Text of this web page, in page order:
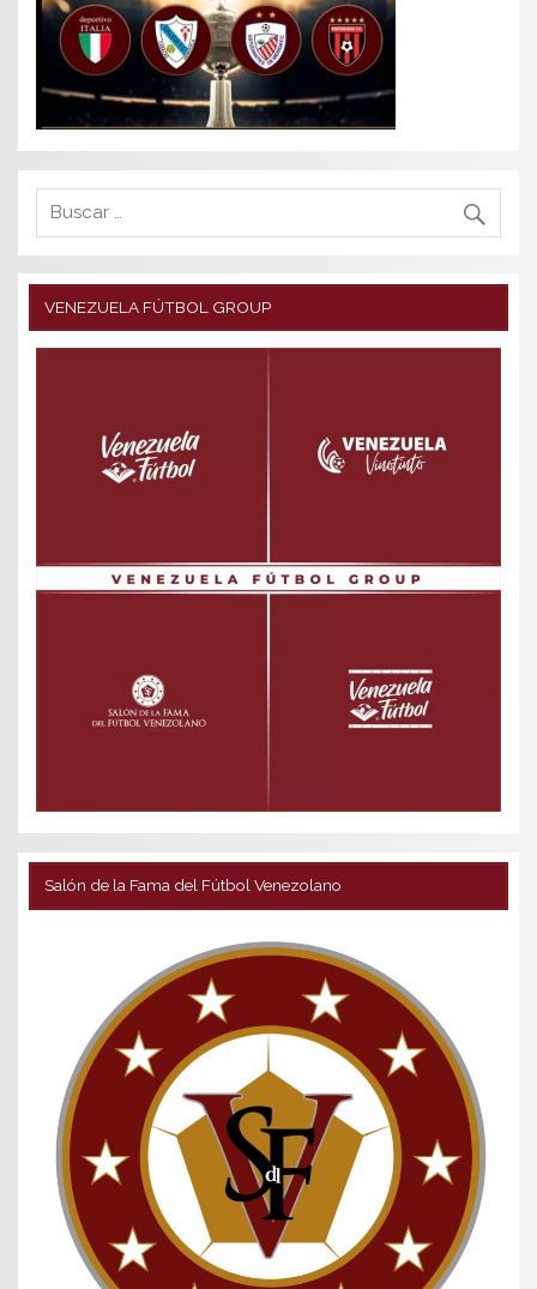
VENEZUELA FÚTBOL GROUP
Salón de la Fama del Fútbol Venezolano